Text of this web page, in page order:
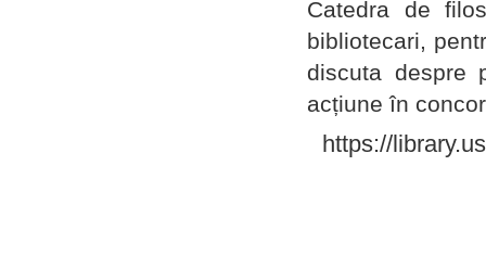
Catedra de
bibliotecari,
discuta despre
acțiune în
https://